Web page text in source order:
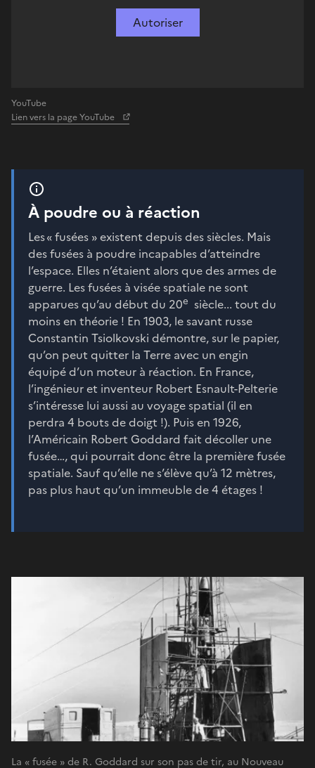
Autoriser
YouTube
Lien vers la page YouTube
À poudre ou à réaction
Les « fusées » existent depuis des siècles. Mais
des fusées à poudre incapables d’atteindre
l’espace. Elles n’étaient alors que des armes de
guerre. Les fusées à visée spatiale ne sont
apparues qu’au début du 20e siècle... tout du
moins en théorie ! En 1903, le savant russe
Constantin Tsiolkovski démontre, sur le papier,
qu’on peut quitter la Terre avec un engin
équipé d’un moteur à réaction. En France,
l’ingénieur et inventeur Robert Esnault-Pelterie
s’intéresse lui aussi au voyage spatial (il en
perdra 4 bouts de doigt !). Puis en 1926,
l’Américain Robert Goddard fait décoller une
fusée…, qui pourrait donc être la première fusée
spatiale. Sauf qu’elle ne s’élève qu’à 12 mètres,
pas plus haut qu’un immeuble de 4 étages !
La « fusée » de R. Goddard sur son pas de tir, au Nouveau